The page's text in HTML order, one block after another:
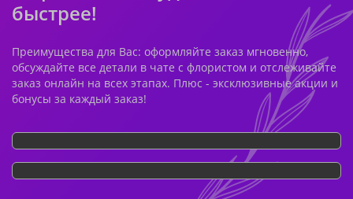
быстрее!
Преимущества для Вас: оформляйте заказ мгновенно,
обсуждайте все детали в чате с флористом и отслеживайте
заказ онлайн на всех этапах. Плюс - эксклюзивные акции и
бонусы за каждый заказ!